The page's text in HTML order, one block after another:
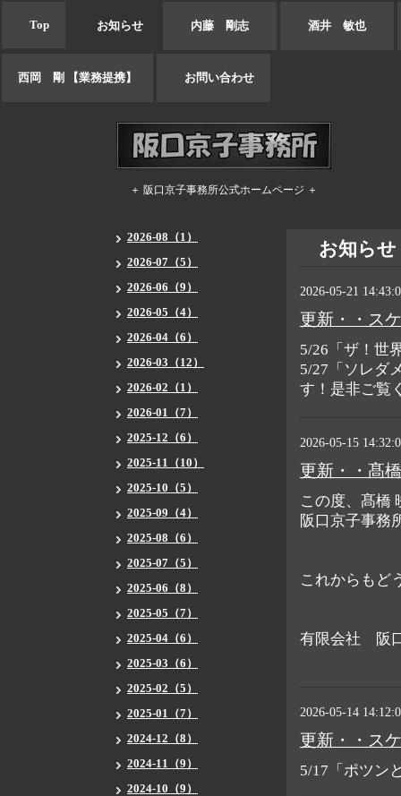
Top お知らせ 内藤 剛志 酒井 敏也
西岡 剛 【業務提携】 お問い合わせ
＋ 阪口京子事務所公式ホームページ ＋
お知らせ
2026-05-21
更新・・ス
5/26「ザ！世
5/27「ソレダ
す！是非ご覧
2026-05-15
更新・・髙
この度、髙橋
阪口京子事務
これからもど
有限会社 阪
2026-05-14
更新・・ス
5/17「ポツン
2026-08（1）
2026-07（5）
2026-06（9）
2026-05（4）
2026-04（6）
2026-03（12）
2026-02（1）
2026-01（7）
2025-12（6）
2025-11（10）
2025-10（5）
2025-09（4）
2025-08（6）
2025-07（5）
2025-06（8）
2025-05（7）
2025-04（6）
2025-03（6）
2025-02（5）
2025-01（7）
2024-12（8）
2024-11（9）
2024-10（9）